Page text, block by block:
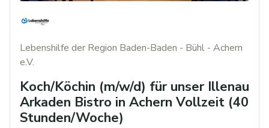
Lebenshilfe der Region Baden-Baden - Bühl - Achern
e.V.
Koch/Köchin (m/w/d) für unser Illenau
Arkaden Bistro in Achern Vollzeit (40
Stunden/Woche)